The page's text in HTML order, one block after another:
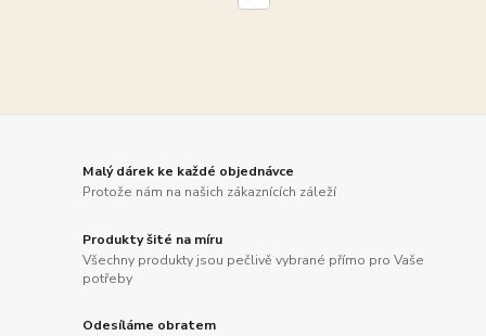
Malý dárek ke každé objednávce
Protože nám na našich zákaznících záleží
Produkty šité na míru
Všechny produkty jsou pečlivě vybrané přímo pro Vaše
potřeby
Odesíláme obratem